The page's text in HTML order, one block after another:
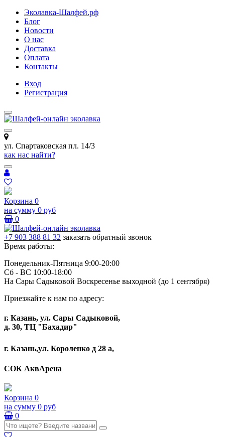
Эколавка-Шалфей.рф
Блог
Новости
О нас
Доставка
Оплата
Контакты
Вход
Регистрация
ул. Спартаковская пл. 14/3
как нас найти?
Корзина 0
на сумму 0 руб
0
+7 903 388 81 32 заказать обратный звонок
Время работы:
Понедельник-Пятница 9:00-20:00
Сб - ВС 10:00-18:00
На Сары Садыковой Воскресенье выходной (до 1 сентября)
Приезжайте к нам по адресу:
г. Казань, ул. Сары Садыковой,
д. 30, ТЦ "Бахадир"
г. Казань,ул. Короленко д 28 а,
СОК АквАрена
Корзина 0
на сумму 0 руб
0